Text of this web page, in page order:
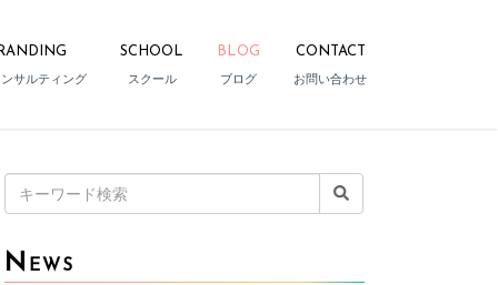
サルティング
SCHOOL
スクール
BLOG
ブログ
CONTACT
お問い合わせ
索:
N EWS